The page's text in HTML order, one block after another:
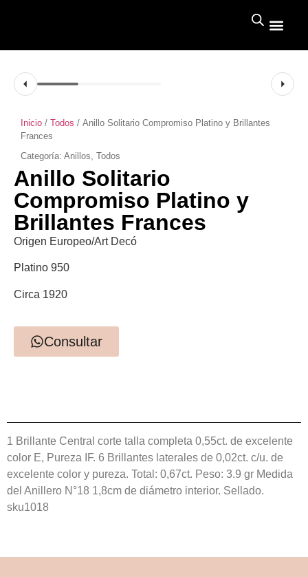
Inicio / Todos / Anillo Solitario Compromiso Platino y Brillantes
Frances
Categoría: Anillos, Todos
Anillo Solitario
Compromiso Platino y
Brillantes Frances
Origen Europeo/Art Decó
Platino 950
Circa 1920
Consultar
1 Brillante Central corte talla completa 0,55ct. de excelente
color E, Pureza IF. 6 Brillantes laterales de 0,02ct. c/u. de
excelente color y pureza. Total: 0,67ct. Peso: 3.9 gr Medida
del Anillero N°18 1,8cm de diámetro interior. Sellado.
sku1018